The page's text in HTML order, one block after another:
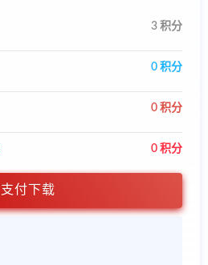
3 积分
0 积分
0 积分
0 积分
支付下载